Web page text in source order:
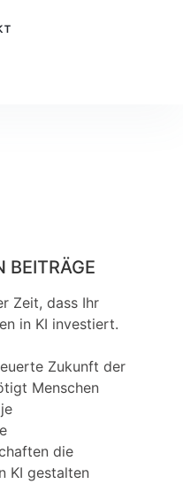
BEITRÄGE
Zeit, dass Ihr
in KI investiert.
Zukunft der
Menschen
die
KI gestalten